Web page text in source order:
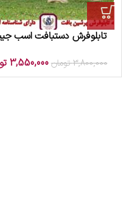
تابلوفرش دستبافت اسب
3,800,000 تومان 3,550,000